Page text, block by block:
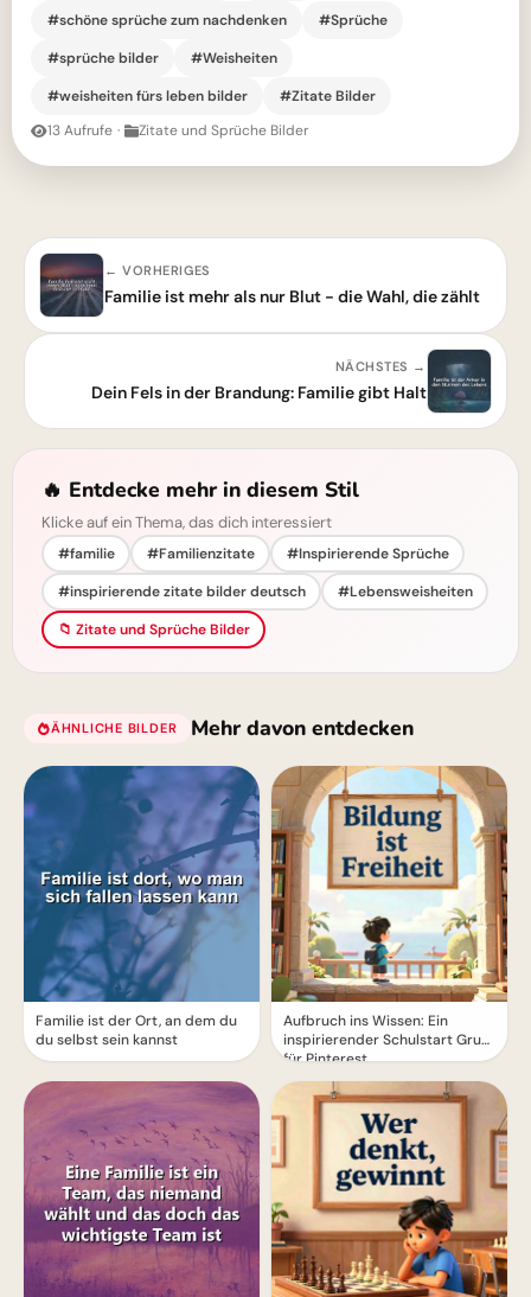
#schöne sprüche zum nachdenken
#Sprüche
#sprüche bilder
#Weisheiten
#weisheiten fürs leben bilder
#Zitate Bilder
13 Aufrufe · Zitate und Sprüche Bilder
← VORHERIGES
Familie ist mehr als nur Blut - die Wahl, die zählt
NÄCHSTES →
Dein Fels in der Brandung: Familie gibt Halt
🔥 Entdecke mehr in diesem Stil
Klicke auf ein Thema, das dich interessiert
#familie #Familienzitate
#Inspirierende Sprüche
#inspirierende zitate bilder deutsch
#Lebensweisheiten
📁 Zitate und Sprüche Bilder
ÄHNLICHE BILDER Mehr davon entdecken
Familie ist der Ort, an dem du
du selbst sein kannst
Freude
Aufbruch ins Wissen: Ein
inspirierender Schulstart Gruß
für Pinterest